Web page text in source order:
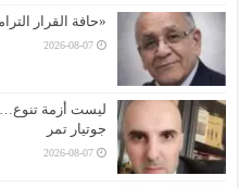
«حافة القرار
2026-08-07
ليست أزمة تنوع…
جوتيار تمر
2026-08-07